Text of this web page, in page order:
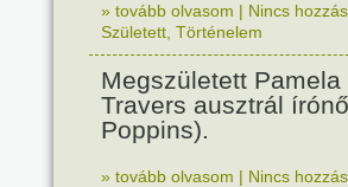
» tovább olvasom | Nincs
Született Történelem
Megszületett Pamela
Travers ausztrál
Poppins).
» tovább olvasom | Nincs